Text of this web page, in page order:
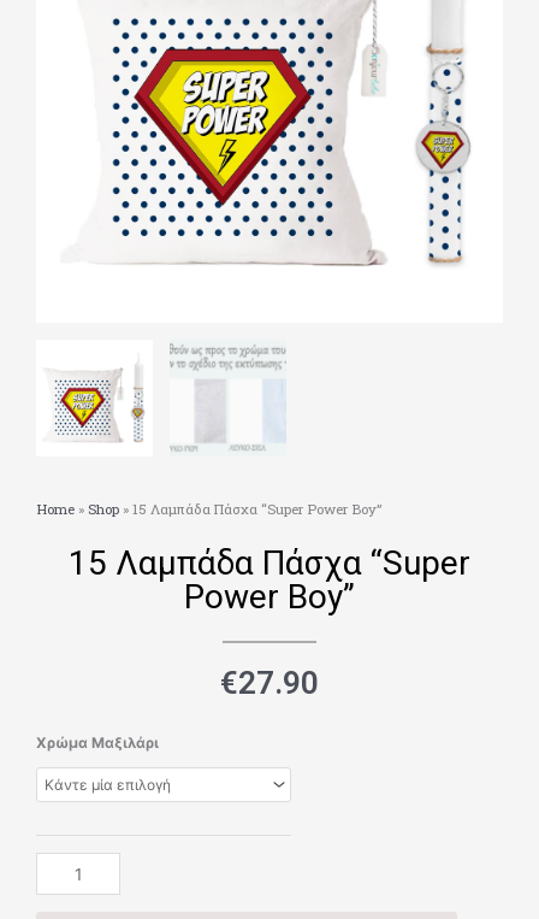
Home » Shop » 15 Λαμπάδα Πάσχα “Super Power Boy”
15 Λαμπάδα Πάσχα “Super
Power Boy”
€27.90
Χρώμα Μαξιλάρι
15
Λαμπάδα
Πάσχα
ποσότητα